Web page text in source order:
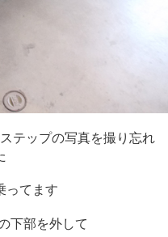
テップの写真を撮り忘れ
ってます
下部を外して